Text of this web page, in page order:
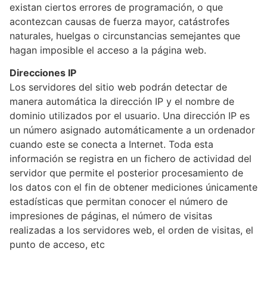
existan ciertos errores de programación, o que
acontezcan causas de fuerza mayor, catástrofes
naturales, huelgas o circunstancias semejantes que
hagan imposible el acceso a la página web.
Direcciones IP
Los servidores del sitio web podrán detectar de
manera automática la dirección IP y el nombre de
dominio utilizados por el usuario. Una dirección IP es
un número asignado automáticamente a un ordenador
cuando este se conecta a Internet. Toda esta
información se registra en un fichero de actividad del
servidor que permite el posterior procesamiento de
los datos con el fin de obtener mediciones únicamente
estadísticas que permitan conocer el número de
impresiones de páginas, el número de visitas
realizadas a los servidores web, el orden de visitas, el
punto de acceso, etc